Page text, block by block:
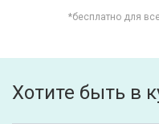
*бесплатно для
Хотите быть в